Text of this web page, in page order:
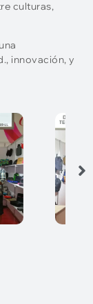
culturas,
innovación, y